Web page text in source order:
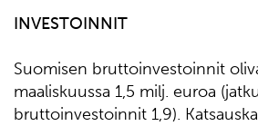
INVESTOINNIT
Suomisen bruttoinvestoinnit
maaliskuussa 1,5 milj. euroa
bruttoinvestoinnit 1,9).